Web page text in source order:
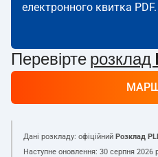
електронного квитка PDF.
Перевірте розклад
Дані розкладу: офіційний Розклад
Наступне оновлення: 30 серпня 2026